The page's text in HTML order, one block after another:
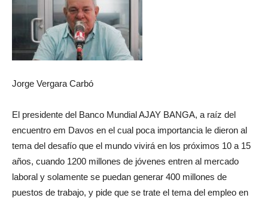
Jorge Vergara Carbó
El presidente del Banco Mundial AJAY BANGA, a raíz del
encuentro em Davos en el cual poca importancia le dieron al
tema del desafío que el mundo vivirá en los próximos 10 a 15
años, cuando 1200 millones de jóvenes entren al mercado
laboral y solamente se puedan generar 400 millones de
puestos de trabajo, y pide que se trate el tema del empleo en